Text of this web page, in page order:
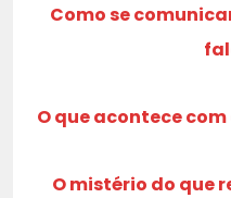
Como se
O que acontece
O mistério do que